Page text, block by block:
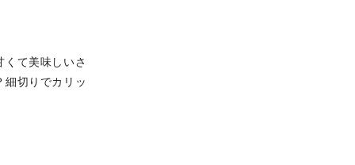
て美味しいさ
細切りでカリッ